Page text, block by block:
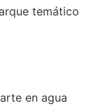
temático
en agua